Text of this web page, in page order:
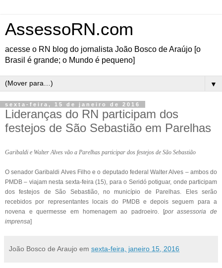
AssessoRN.com
acesse o RN blog do jornalista João Bosco de Araújo [o
Brasil é grande; o Mundo é pequeno]
▼
sexta-feira, 15 de janeiro de 2016
Lideranças do RN participam dos
festejos de São Sebastião em Parelhas
Garibaldi e Walter Alves vão a Parelhas participar dos festejos de São Sebastião
O senador Garibaldi Alves Filho e o deputado federal Walter Alves – ambos do
PMDB – viajam nesta sexta-feira (15), para o Seridó potiguar, onde participam
dos festejos de São Sebastião, no município de Parelhas. Eles serão
recebidos por representantes locais do PMDB e depois seguem para a
novena e quermesse em homenagem ao padroeiro. [por assessoria de
imprensa]
João Bosco de Araujo em sexta-feira, janeiro 15, 2016